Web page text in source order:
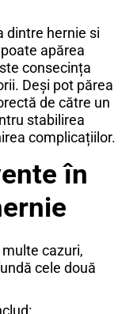
dintre hernie si
apărea
consecința
Deși pot părea
de către un
stabilirea
complicațiilor.
în
cazuri,
cele două